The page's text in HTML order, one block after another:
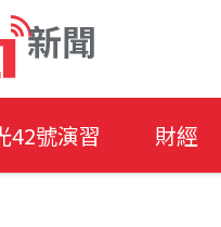
新聞
42號演習 財經